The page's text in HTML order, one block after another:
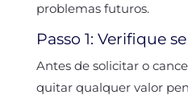
problemas futuros.
Passo 1: Verifique
Antes de solicitar o
quitar qualquer valor